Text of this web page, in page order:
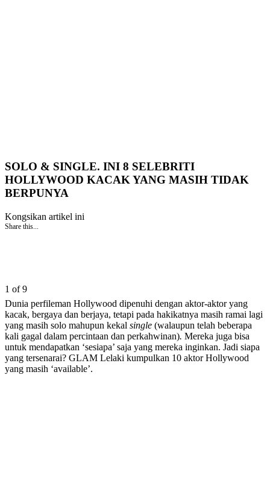
SOLO & SINGLE. INI 8 SELEBRITI
HOLLYWOOD KACAK YANG MASIH TIDAK
BERPUNYA
Kongsikan artikel ini
Share this...
1 of 9
Dunia perfileman Hollywood dipenuhi dengan aktor-aktor yang
kacak, bergaya dan berjaya, tetapi pada hakikatnya masih ramai lagi
yang masih solo mahupun kekal single (walaupun telah beberapa
kali gagal dalam percintaan dan perkahwinan). Mereka juga bisa
untuk mendapatkan ‘sesiapa’ saja yang mereka inginkan. Jadi siapa
yang tersenarai? GLAM Lelaki kumpulkan 10 aktor Hollywood
yang masih ‘available’.